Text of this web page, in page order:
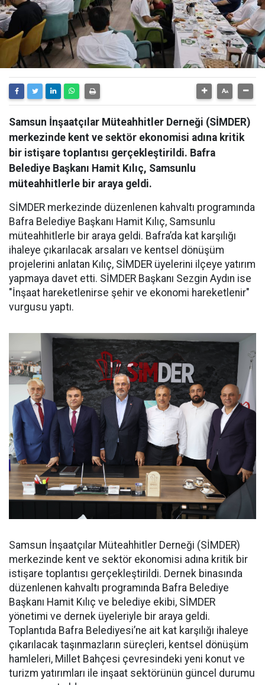
Samsun İnşaatçılar Müteahhitler Derneği (SİMDER)
merkezinde kent ve sektör ekonomisi adına kritik
bir istişare toplantısı gerçekleştirildi. Bafra
Belediye Başkanı Hamit Kılıç, Samsunlu
müteahhitlerle bir araya geldi.
SİMDER merkezinde düzenlenen kahvaltı programında
Bafra Belediye Başkanı Hamit Kılıç, Samsunlu
müteahhitlerle bir araya geldi. Bafra’da kat karşılığı
ihaleye çıkarılacak arsaları ve kentsel dönüşüm
projelerini anlatan Kılıç, SİMDER üyelerini ilçeye yatırım
yapmaya davet etti. SİMDER Başkanı Sezgin Aydın ise
"İnşaat hareketlenirse şehir ve ekonomi hareketlenir"
vurgusu yaptı.
Samsun İnşaatçılar Müteahhitler Derneği (SİMDER)
merkezinde kent ve sektör ekonomisi adına kritik bir
istişare toplantısı gerçekleştirildi. Dernek binasında
düzenlenen kahvaltı programında Bafra Belediye
Başkanı Hamit Kılıç ve belediye ekibi, SİMDER
yönetimi ve dernek üyeleriyle bir araya geldi.
Toplantıda Bafra Belediyesi’ne ait kat karşılığı ihaleye
çıkarılacak taşınmazların süreçleri, kentsel dönüşüm
hamleleri, Millet Bahçesi çevresindeki yeni konut ve
turizm yatırımları ile inşaat sektörünün güncel durumu